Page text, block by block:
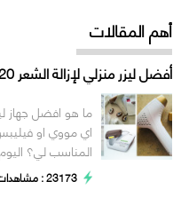
أهم المقالات
أفضل ليزر منزلي لإزالة الشعر 20
ما هو افضل جهاز ليزر
اي مووي او
المناسب لي؟
23173 : مشاهدات